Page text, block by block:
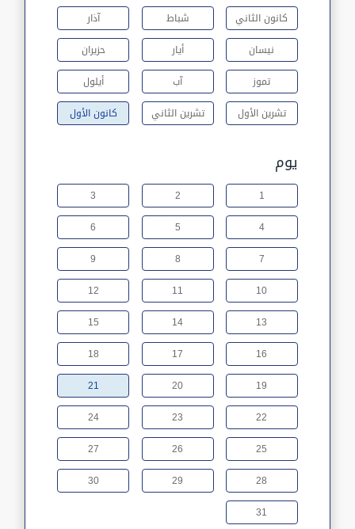
كانون الثاني شباط
آذار
نيسان
أيار
حزيران
تموز
آب
أيلول
تشرين الأول
تشرين الثاني كانون الأول
يوم
1
2
3
4
5
6
7
8
9
10
11
12
13
14
15
16
17
18
19
20
21
22
23
24
25
26
27
28
29
30
31